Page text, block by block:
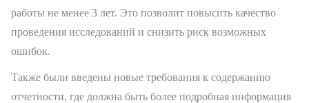
работы не менее 3 лет. Это позволит повысить качество
проведения исследований и снизить риск возможных
ошибок.
Также были введены новые требования к содержанию
отчетности, где должна быть более подробная информация